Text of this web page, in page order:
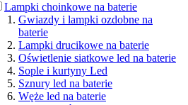
Lampki choinkowe na baterie
Gwiazdy i lampki ozdobne na
baterie
Lampki drucikowe na baterie
Oświetlenie siatkowe led na baterie
Sople i kurtyny Led
Sznury led na baterie
Węże led na baterie